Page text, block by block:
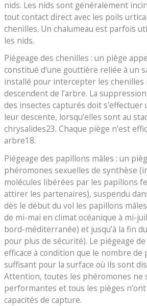
nids. Les nids sont généralement
tout contact direct avec les poils
chenilles. Un chalumeau est parfois
les nids.
Piégeage des chenilles : un piège
constitué d’une gouttière reliée à un
installé pour intercepter les chenilles
descendent de l’arbre. La
des insectes capturés doit s’effectuer
leur descente, lorsqu’elles sont au
chrysalides23. Chaque piège n’est
arbre18.
Piégeage des papillons mâles : un
phéromones sexuelles de synthèse
molécules libérées par les papillons
attirer les partenaires), suspendu
dès le début du vol les papillons
de mi-mai en climat océanique à mi-
bord-méditerranée) et jusqu’à la fin
pour plus de sécurité). Le piégeage
efficace à condition que le nombre de
suffisant pour la surface où ils sont
Attention, toutes les phéromones ne
performantes et tous les pièges
capacités de capture.